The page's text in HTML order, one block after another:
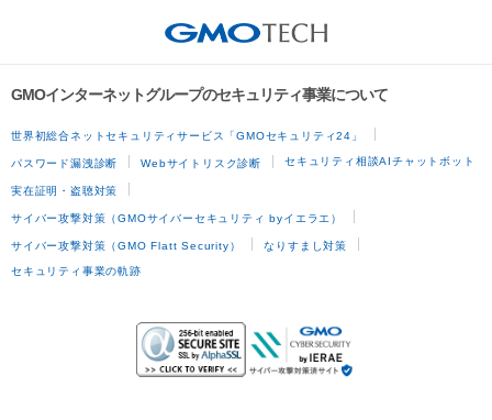
GMOインターネットグループのセキュリティ事業について
世界初総合ネットセキュリティサービス「GMOセキュリティ24」
パスワード漏洩診断 Webサイトリスク診断 セキュリティ相談AIチャットボット
実在証明・盗聴対策
サイバー攻撃対策（GMOサイバーセキュリティ byイエラエ）
サイバー攻撃対策（GMO Flatt Security） なりすまし対策
セキュリティ事業の軌跡